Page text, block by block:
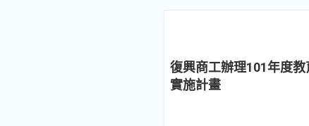
復興商工辦理101年度
實施計畫